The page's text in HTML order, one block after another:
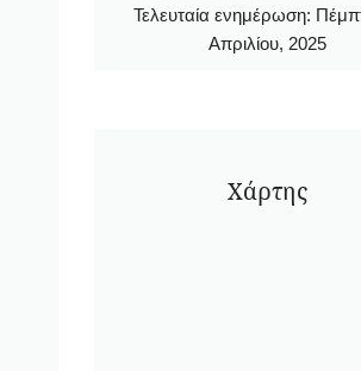
Τελευταία ενημέρωση:
Απριλίου, 2025
Χάρτης